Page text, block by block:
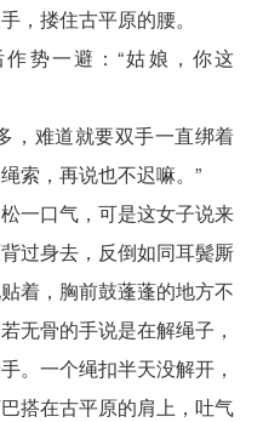
，搂住古平原的腰。
势一避：“姑娘，你这
，难道就要双手一直绑着
索，再说也不迟嘛。”
一口气，可是这女子说来
过身去，反倒如同耳鬓厮
着，胸前鼓蓬蓬的地方不
无骨的手说是在解绳子，
。一个绳扣半天没解开，
搭在古平原的肩上，吐气